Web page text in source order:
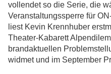
vollendet so die Serie, die
Veranstaltungssperre für
liest Kevin Krennhuber
Theater-Kabarett
brandaktuellen
widmet und im September